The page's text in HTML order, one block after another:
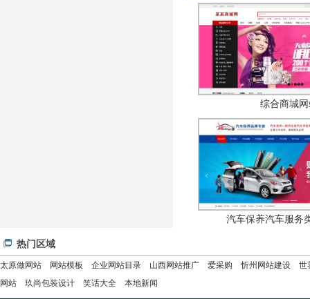
综合商城
汽车保养汽车服务
热门区域
太原做网站 网站模板 企业网站目录 山西网站推广 爱采购 忻州网站建设
世
网站
玖尚包装设计 笑话大全 本地新闻